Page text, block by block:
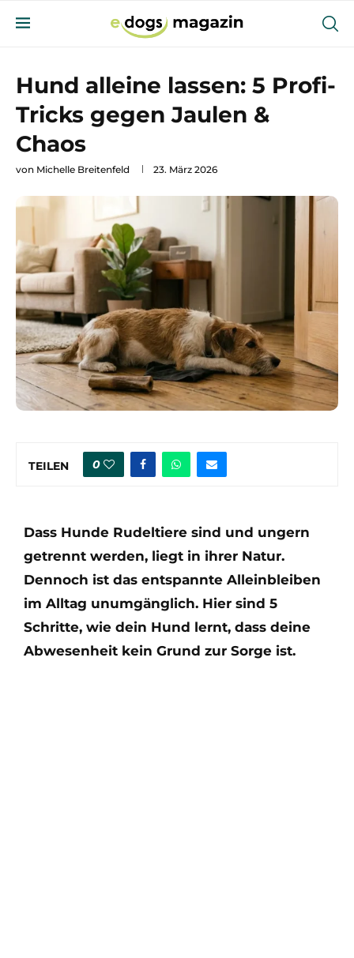
Hund alleine lassen: 5 Profi-
Tricks gegen Jaulen &
Chaos
von Michelle Breitenfeld 23. März 2026
TEILEN 0
Dass Hunde Rudeltiere sind und ungern
getrennt werden, liegt in ihrer Natur.
Dennoch ist das entspannte Alleinbleiben
im Alltag unumgänglich. Hier sind 5
Schritte, wie dein Hund lernt, dass deine
Abwesenheit kein Grund zur Sorge ist.